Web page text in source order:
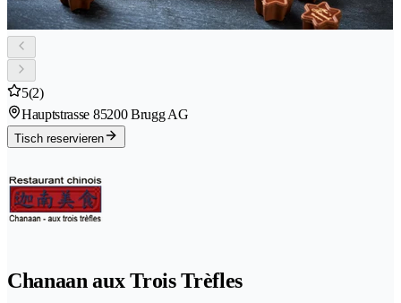
5(2)
Hauptstrasse 85200 Brugg AG
Tisch reservieren
Chanaan aux Trois Trèfles